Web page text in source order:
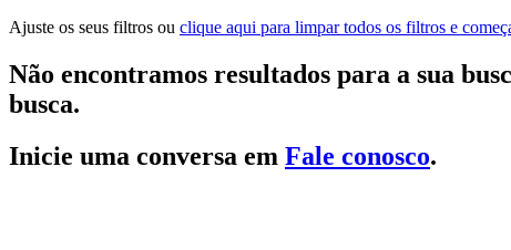
Ajuste os seus filtros ou clique aqui para limpar todos os filtros e
Não encontramos resultados para a sua
busca.
Inicie uma conversa em Fale conosco.